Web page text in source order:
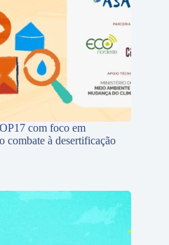
com foco em
combate à desertificação